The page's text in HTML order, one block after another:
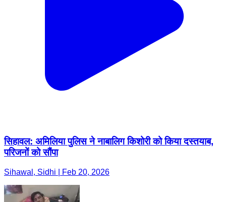
सिहावल: अमिलिया पुलिस ने नाबालिग किशोरी को किया दस्तयाब,
परिजनों को सौंपा
Sihawal, Sidhi | Feb 20, 2026